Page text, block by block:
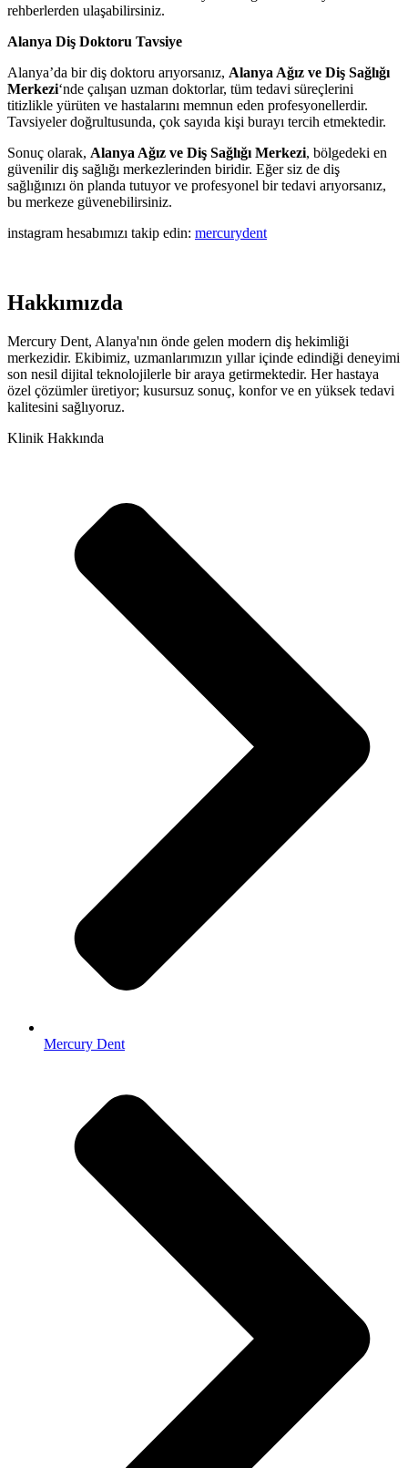
rehberlerden ulaşabilirsiniz.
Alanya Diş Doktoru Tavsiye
Alanya’da bir diş doktoru arıyorsanız, Alanya Ağız ve Diş Sağlığı
Merkezi‘nde çalışan uzman doktorlar, tüm tedavi süreçlerini
titizlikle yürüten ve hastalarını memnun eden profesyonellerdir.
Tavsiyeler doğrultusunda, çok sayıda kişi burayı tercih etmektedir.
Sonuç olarak, Alanya Ağız ve Diş Sağlığı Merkezi, bölgedeki en
güvenilir diş sağlığı merkezlerinden biridir. Eğer siz de diş
sağlığınızı ön planda tutuyor ve profesyonel bir tedavi arıyorsanız,
bu merkeze güvenebilirsiniz.
instagram hesabımızı takip edin: mercurydent
Hakkımızda
Mercury Dent, Alanya'nın önde gelen modern diş hekimliği
merkezidir. Ekibimiz, uzmanlarımızın yıllar içinde edindiği deneyimi
son nesil dijital teknolojilerle bir araya getirmektedir. Her hastaya
özel çözümler üretiyor; kusursuz sonuç, konfor ve en yüksek tedavi
kalitesini sağlıyoruz.
Klinik Hakkında
Mercury Dent